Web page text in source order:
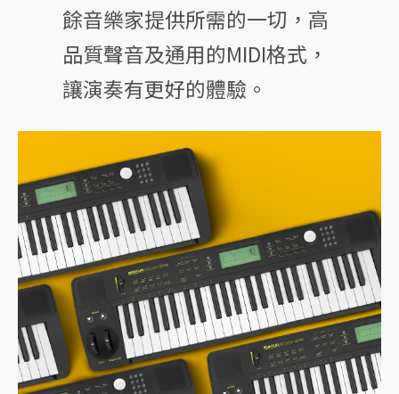
餘音樂家提供所需的一切，高
品質聲音及通用的MIDI格式，
讓演奏有更好的體驗。